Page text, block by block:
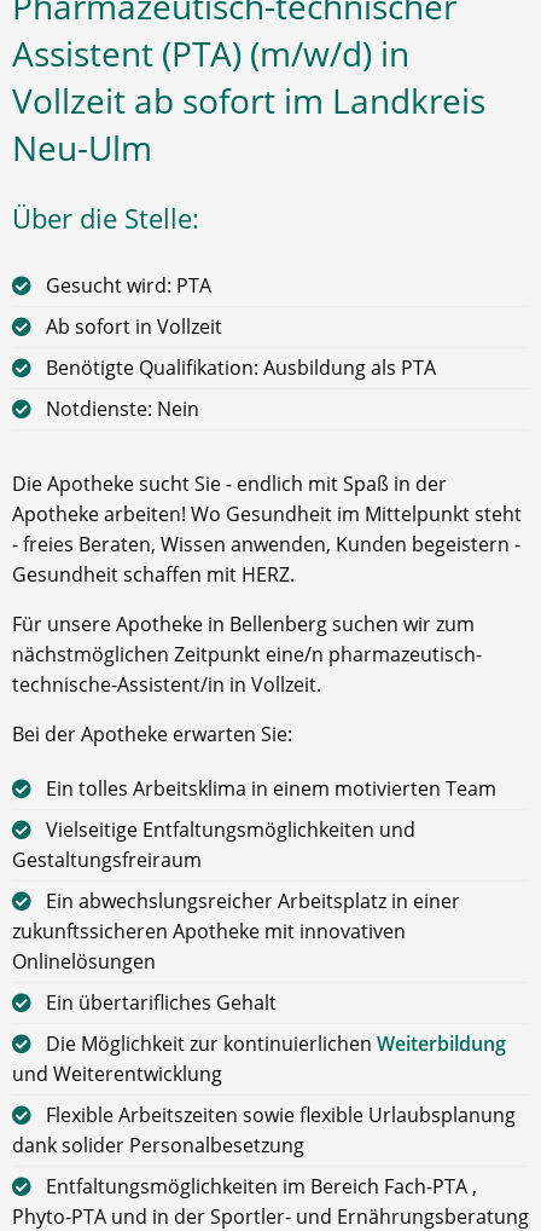
Assistent (PTA) (m/w/d) in
Vollzeit ab sofort im Landkreis
Neu-Ulm
Über die Stelle:
Gesucht wird: PTA
Ab sofort in Vollzeit
Benötigte Qualifikation: Ausbildung als PTA
Notdienste: Nein
Die Apotheke sucht Sie - endlich mit Spaß in der
Apotheke arbeiten! Wo Gesundheit im Mittelpunkt steht
- freies Beraten, Wissen anwenden, Kunden begeistern -
Gesundheit schaffen mit HERZ.
Für unsere Apotheke in Bellenberg suchen wir zum
nächstmöglichen Zeitpunkt eine/n pharmazeutisch-
technische-Assistent/in in Vollzeit.
Bei der Apotheke erwarten Sie:
Ein tolles Arbeitsklima in einem motivierten Team
Vielseitige Entfaltungsmöglichkeiten und
Gestaltungsfreiraum
Ein abwechslungsreicher Arbeitsplatz in einer
zukunftssicheren Apotheke mit innovativen
Onlinelösungen
Ein übertarifliches Gehalt
Die Möglichkeit zur kontinuierlichen Weiterbildung
und Weiterentwicklung
Flexible Arbeitszeiten sowie flexible Urlaubsplanung
dank solider Personalbesetzung
Entfaltungsmöglichkeiten im Bereich Fach-PTA ,
Phyto-PTA und in der Sportler- und Ernährungsberatung